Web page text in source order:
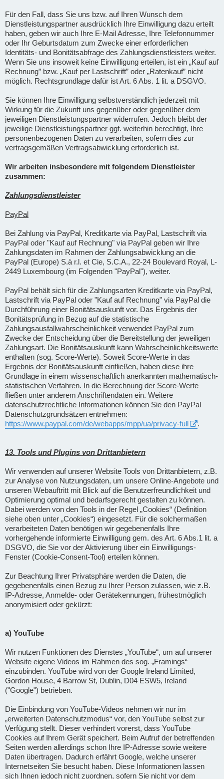
Für den Fall, dass Sie uns bzw. auf Ihren Wunsch dem
Dienstleistungspartner ausdrücklich Ihre Einwilligung dazu erteilt
haben, geben wir auch Ihre E-Mail Adresse, Ihre Telefonnummer
oder Ihr Geburtsdatum zum Zwecke einer erforderlichen
Identitäts- und Bonitätsabfrage des Zahlungsdienstleisters weiter.
Wenn Sie uns insoweit keine Einwilligung erteilen, ist ein „Kauf auf
Rechnung” bzw. „Kauf per Lastschrift” oder „Ratenkauf” nicht
möglich. Rechtsgrundlage dafür ist Art. 6 Abs. 1 lit. a DSGVO.
Sie können Ihre Einwilligung selbstverständlich jederzeit mit
Wirkung für die Zukunft uns gegenüber oder gegenüber dem
jeweiligen Dienstleistungspartner widerrufen. Jedoch bleibt der
jeweilige Dienstleistungspartner ggf. weiterhin berechtigt, Ihre
personenbezogenen Daten zu verarbeiten, sofern dies zur
vertragsgemäßen Vertragsabwicklung erforderlich ist.
Wir arbeiten insbesondere mit folgendem Dienstleister
zusammen:
Zahlungsdienstleister
PayPal
Bei Zahlung via PayPal, Kreditkarte via PayPal, Lastschrift via
PayPal oder "Kauf auf Rechnung" via PayPal geben wir Ihre
Zahlungsdaten im Rahmen der Zahlungsabwicklung an die
PayPal (Europe) S.à r.l. et Cie, S.C.A., 22-24 Boulevard Royal, L-
2449 Luxembourg (im Folgenden "PayPal"), weiter.
PayPal behält sich für die Zahlungsarten Kreditkarte via PayPal,
Lastschrift via PayPal oder "Kauf auf Rechnung" via PayPal die
Durchführung einer Bonitätsauskunft vor. Das Ergebnis der
Bonitätsprüfung in Bezug auf die statistische
Zahlungsausfallwahrscheinlichkeit verwendet PayPal zum
Zwecke der Entscheidung über die Bereitstellung der jeweiligen
Zahlungsart. Die Bonitätsauskunft kann Wahrscheinlichkeitswerte
enthalten (sog. Score-Werte). Soweit Score-Werte in das
Ergebnis der Bonitätsauskunft einfließen, haben diese ihre
Grundlage in einem wissenschaftlich anerkannten mathematisch-
statistischen Verfahren. In die Berechnung der Score-Werte
fließen unter anderem Anschriftendaten ein. Weitere
datenschutzrechtliche Informationen können Sie den PayPal
Datenschutzgrundsätzen entnehmen:
https://www.paypal.com/de/webapps/mpp/ua/privacy-full
.
13. Tools und Plugins von Drittanbietern
Wir verwenden auf unserer Website Tools von Drittanbietern, z.B.
zur Analyse von Nutzungsdaten, um unsere Online-Angebote und
unseren Webauftritt mit Blick auf die Benutzerfreundlichkeit und
Optimierung optimal und bedarfsgerecht gestalten zu können.
Dabei werden von den Tools in der Regel „Cookies“ (Definition
siehe oben unter „Cookies“) eingesetzt. Für die solchermaßen
verarbeiteten Daten benötigen wir gegebenenfalls Ihre
vorhergehende informierte Einwilligung gem. des Art. 6 Abs.1 lit. a
DSGVO, die Sie vor der Aktivierung über ein Einwilligungs-
Fenster (Cookie-Consent-Tool) erteilen können.
Zur Beachtung Ihrer Privatsphäre werden die Daten, die
gegebenenfalls einen Bezug zu Ihrer Person zulassen, wie z.B.
IP-Adresse, Anmelde- oder Gerätekennungen, frühestmöglich
anonymisiert oder gekürzt:
a) YouTube
Wir nutzen Funktionen des Dienstes „YouTube“, um auf unserer
Website eigene Videos im Rahmen des sog. „Framings“
einzubinden. YouTube wird von der Google Ireland Limited,
Gordon House, 4 Barrow St, Dublin, D04 ESW5, Ireland
("Google") betrieben.
Die Einbindung von YouTube-Videos nehmen wir nur im
„erweiterten Datenschutzmodus“ vor, den YouTube selbst zur
Verfügung stellt. Dieser verhindert vorerst, dass YouTube
Cookies auf Ihrem Gerät speichert. Beim Aufruf der betreffenden
Seiten werden allerdings schon Ihre IP-Adresse sowie weitere
Daten übertragen. Dadurch erfährt Google, welche unserer
Internetseiten Sie besucht haben. Diese Informationen lassen
sich Ihnen jedoch nicht zuordnen, sofern Sie nicht vor dem